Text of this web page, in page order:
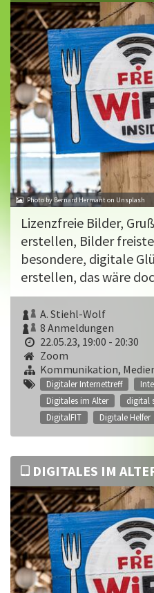
Photo by Bernard Hermant on Unsplash
Lizenzfreie Bilder,
erstellen, Bilder
besondere, digitale
erstellen, das wäre
A. Stiehl-Wolf
8 Anmeldungen
22.05.23, 19:00 - 20:30
Zoom
Kommunikation,
Digitaler Internettreff
Digitales im Alter
digital
DigitalFIT
Digitale Helfer
DIGITALES IM